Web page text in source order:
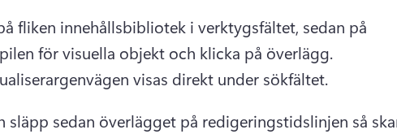
fliken innehållsbibliotek i verktygsfältet, sedan på
visas direkt under sökfältet.
släpp sedan överlägget på redigeringstidslinjen så